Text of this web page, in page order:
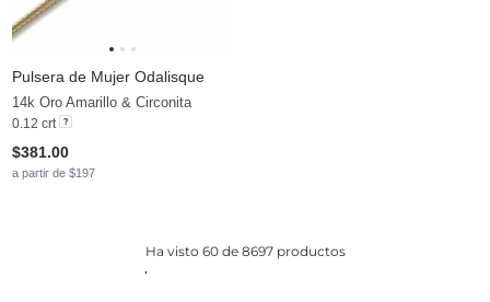
Pulsera de Mujer Odalisque
14k Oro Amarillo & Circonita
0.12 crt
$381.00
a partir de $197
Ha visto 60 de 8697 productos